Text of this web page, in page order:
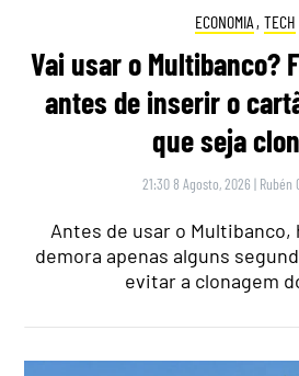
ECONOMIA , TECH
Vai usar o Multibanco?
antes de inserir o
que seja
21:30 8 Agosto, 2026 | Rubén
Antes de usar o Multibanco,
demora apenas alguns
evitar a clonagem